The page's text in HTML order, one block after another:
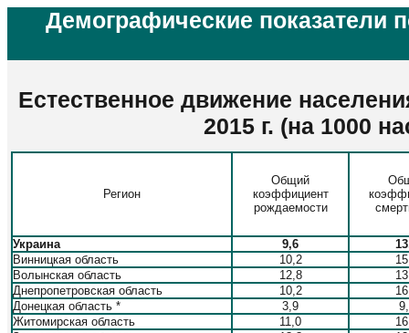
Демографические
Естественное движение
2015 г. (на 1000
Регион
Общий
коэффициент
рождаемости
Украина 9,6
Винницкая область
10,2
Волынская область
12,8
Днепропетровская область
10,2
Донецкая область *
3,9
Житомирская область
11,0